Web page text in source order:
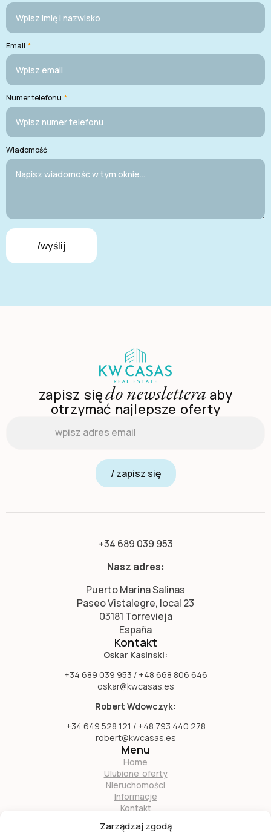
Zarządzaj zgodą
Email *
Numer telefonu *
Wiadomość
/wyślij
zapisz siędo newslettera aby
otrzymać najlepsze oferty
/ zapisz się
+34 689 039 953
Nasz adres:
Puerto Marina Salinas
Paseo Vistalegre, local 23
03181 Torrevieja
España
Kontakt
Oskar Kasinski:
+34 689 039 953 / +48 668 806 646
oskar@kwcasas.es
Robert Wdowczyk:
+34 649 528 121 / +48 793 440 278
robert@kwcasas.es
Menu
Home
Ulubione oferty
Nieruchomości
Informacje
Kontakt